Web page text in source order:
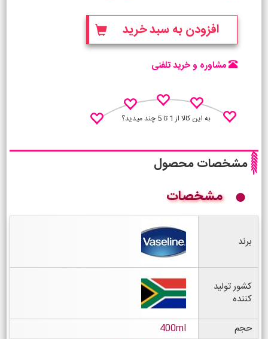
افزودن به سبد خرید
مشاوره و خرید تلفنی
به این کالا از 1 تا 5 چند میدید؟
مشخصات محصول
مشخصات
برند
کشور تولید
کننده
حجم
400ml